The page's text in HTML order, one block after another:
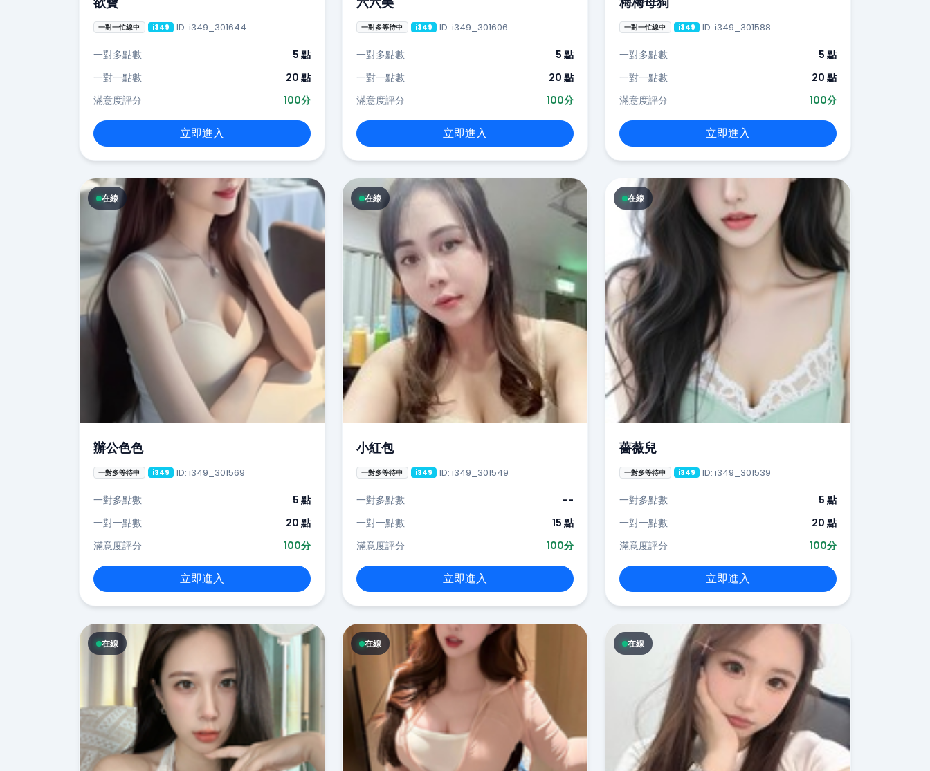
一對一忙線中 i349 ID: i349_301644
一對多點數
5 點
一對一點數
20 點
滿意度評分
100分
立即進入
一對多等待中 i349 ID: i349_301606
一對多點數
5 點
一對一點數
20 點
滿意度評分
100分
立即進入
一對一忙線中 i349 ID: i349_301588
一對多點數
5 點
一對一點數
20 點
滿意度評分
100分
立即進入
在線
辦公色色
一對多等待中 i349 ID: i349_301569
一對多點數
5 點
一對一點數
20 點
滿意度評分
100分
立即進入
在線
小紅包
一對多等待中 i349 ID: i349_301549
一對多點數
--
一對一點數
15 點
滿意度評分
100分
立即進入
在線
薔薇兒
一對多等待中 i349 ID: i349_301539
一對多點數
5 點
一對一點數
20 點
滿意度評分
100分
立即進入
在線 在線 在線